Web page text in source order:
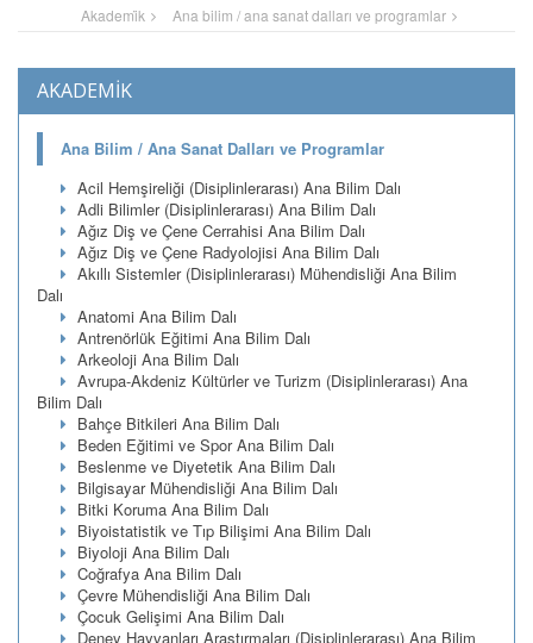
Akademi̇k Ana bilim / ana sanat dalları ve programlar
AKADEMİK
Ana Bilim / Ana Sanat Dalları ve Programlar
Acil Hemşireliği (Disiplinlerarası) Ana Bilim Dalı
Adli Bilimler (Disiplinlerarası) Ana Bilim Dalı
Ağız Diş ve Çene Cerrahisi Ana Bilim Dalı
Ağız Diş ve Çene Radyolojisi Ana Bilim Dalı
Akıllı Sistemler (Disiplinlerarası) Mühendisliği Ana Bilim
Dalı
Anatomi Ana Bilim Dalı
Antrenörlük Eğitimi Ana Bilim Dalı
Arkeoloji Ana Bilim Dalı
Avrupa-Akdeniz Kültürler ve Turizm (Disiplinlerarası) Ana
Bilim Dalı
Bahçe Bitkileri Ana Bilim Dalı
Beden Eğitimi ve Spor Ana Bilim Dalı
Beslenme ve Diyetetik Ana Bilim Dalı
Bilgisayar Mühendisliği Ana Bilim Dalı
Bitki Koruma Ana Bilim Dalı
Biyoistatistik ve Tıp Bilişimi Ana Bilim Dalı
Biyoloji Ana Bilim Dalı
Coğrafya Ana Bilim Dalı
Çevre Mühendisliği Ana Bilim Dalı
Çocuk Gelişimi Ana Bilim Dalı
Deney Hayvanları Araştırmaları (Disiplinlerarası) Ana Bilim